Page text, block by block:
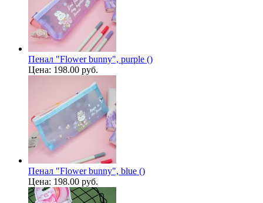
Пенал "Flower bunny", purple ()
Цена: 198.00 руб.
Пенал "Flower bunny", blue ()
Цена: 198.00 руб.